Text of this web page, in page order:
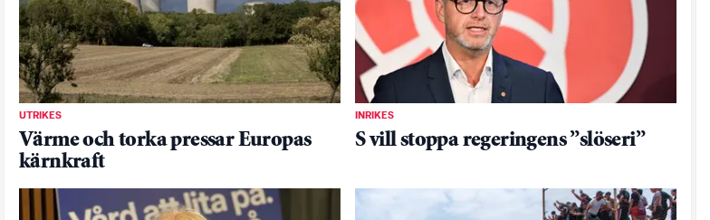
UTRIKES
Värme och torka pressar Europas
kärnkraft
INRIKES
S vill stoppa regeringens ”slöseri”